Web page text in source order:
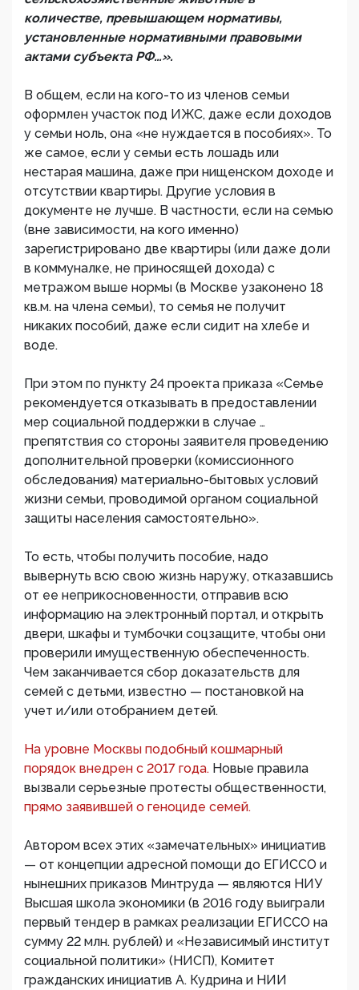
количестве, превышающем нормативы,
установленные нормативными правовыми
актами субъекта РФ…».
В общем, если на кого-то из членов семьи
оформлен участок под ИЖС, даже если доходов
у семьи ноль, она «не нуждается в пособиях». То
же самое, если у семьи есть лошадь или
нестарая машина, даже при нищенском доходе и
отсутствии квартиры. Другие условия в
документе не лучше. В частности, если на семью
(вне зависимости, на кого именно)
зарегистрировано две квартиры (или даже доли
в коммуналке, не приносящей дохода) с
метражом выше нормы (в Москве узаконено 18
кв.м. на члена семьи), то семья не получит
никаких пособий, даже если сидит на хлебе и
воде.
При этом по пункту 24 проекта приказа «Семье
рекомендуется отказывать в предоставлении
мер социальной поддержки в случае …
препятствия со стороны заявителя проведению
дополнительной проверки (комиссионного
обследования) материально-бытовых условий
жизни семьи, проводимой органом социальной
защиты населения самостоятельно».
То есть, чтобы получить пособие, надо
вывернуть всю свою жизнь наружу, отказавшись
от ее неприкосновенности, отправив всю
информацию на электронный портал, и открыть
двери, шкафы и тумбочки соцзащите, чтобы они
проверили имущественную обеспеченность.
Чем заканчивается сбор доказательств для
семей с детьми, известно — постановкой на
учет и/или отобранием детей.
На уровне Москвы подобный кошмарный
порядок внедрен с 2017 года. Новые правила
вызвали серьезные протесты общественности,
прямо заявившей о геноциде семей.
Автором всех этих «замечательных» инициатив
— от концепции адресной помощи до ЕГИССО и
нынешних приказов Минтруда — являются НИУ
Высшая школа экономики (в 2016 году выиграли
первый тендер в рамках реализации ЕГИССО на
сумму 22 млн. рублей) и «Независимый институт
социальной политики» (НИСП), Комитет
гражданских инициатив А. Кудрина и НИИ